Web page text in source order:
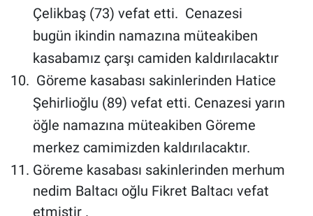
Çelikbaş (73) vefat etti. Cenazesi
bugün ikindin namazına müteakiben
kasabamız çarşı camiden kaldırılacaktır
Göreme kasabası sakinlerinden Hatice
Şehirlioğlu (89) vefat etti. Cenazesi yarın
öğle namazına müteakiben Göreme
merkez camimizden kaldırılacaktır.
Göreme kasabası sakinlerinden merhum
nedim Baltacı oğlu Fikret Baltacı vefat
etmiştir .